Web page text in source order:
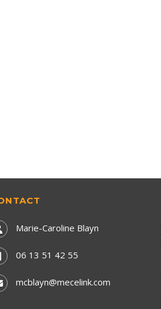
Marie-Caroline Blayn
06 13 51 42 55
mcblayn@mecelink.com